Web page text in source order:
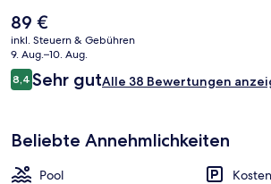
Außenpool,
Der
aktuelle
Preis
beträgt
89 €.
89 €
inkl. Steuern & Gebühren
9. Aug.–10. Aug.
Bewertungen
8,48,4 von 10.
Sehr gutAlle 38 Bewertungen
Beliebte Annehmlichkeiten
Pool